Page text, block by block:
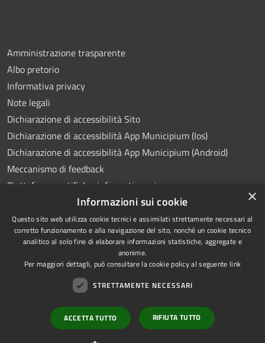
Amministrazione trasparente
Albo pretorio
Informativa privacy
Note legali
Dichiarazione di accessibilità Sito
Dichiarazione di accessibilità App Municipium (Ios)
Dichiarazione di accessibilità App Municipium (Android)
Meccanismo di feedback
Piattaforma notifiche: informativa privacy
Videosorveglianza
Municipium•Accesso
redazione
×
Informazioni sui cookie
Questo sito web utilizza cookie tecnici e assimilati strettamente necessari al
corretto funzionamento e alla navigazione del sito, nonché un cookie tecnico
analitico al solo fine di elaborare informazioni statistiche, aggregate e
anonime.
Per maggiori dettagli, può consultare la cookie policy al seguente link
STRETTAMENTE NECESSARI
ACCETTA TUTTO RIFIUTA TUTTO